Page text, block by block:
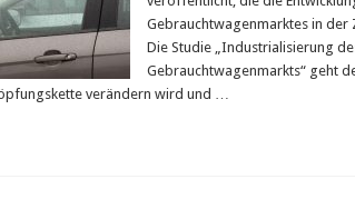
Gebrauchtwagenmarktes in der
Die Studie „Industrialisierung
Gebrauchtwagenmarkts“ geht
verändern wird und …